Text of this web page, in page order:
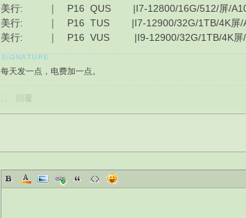
美行: ｜ P16 QUS |I7-12800/16G/512/屏/
美行: ｜ P16 TUS |I7-12900/32G/1TB/4K屏/
美行: ｜ P16 VUS |I9-12900/32G/1TB/4K屏/
每天发一点，电费加一点。
回覆